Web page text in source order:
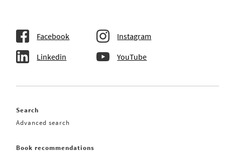
Facebook Instagram
Linkedin YouTube
Search
Advanced search
Book recommendations